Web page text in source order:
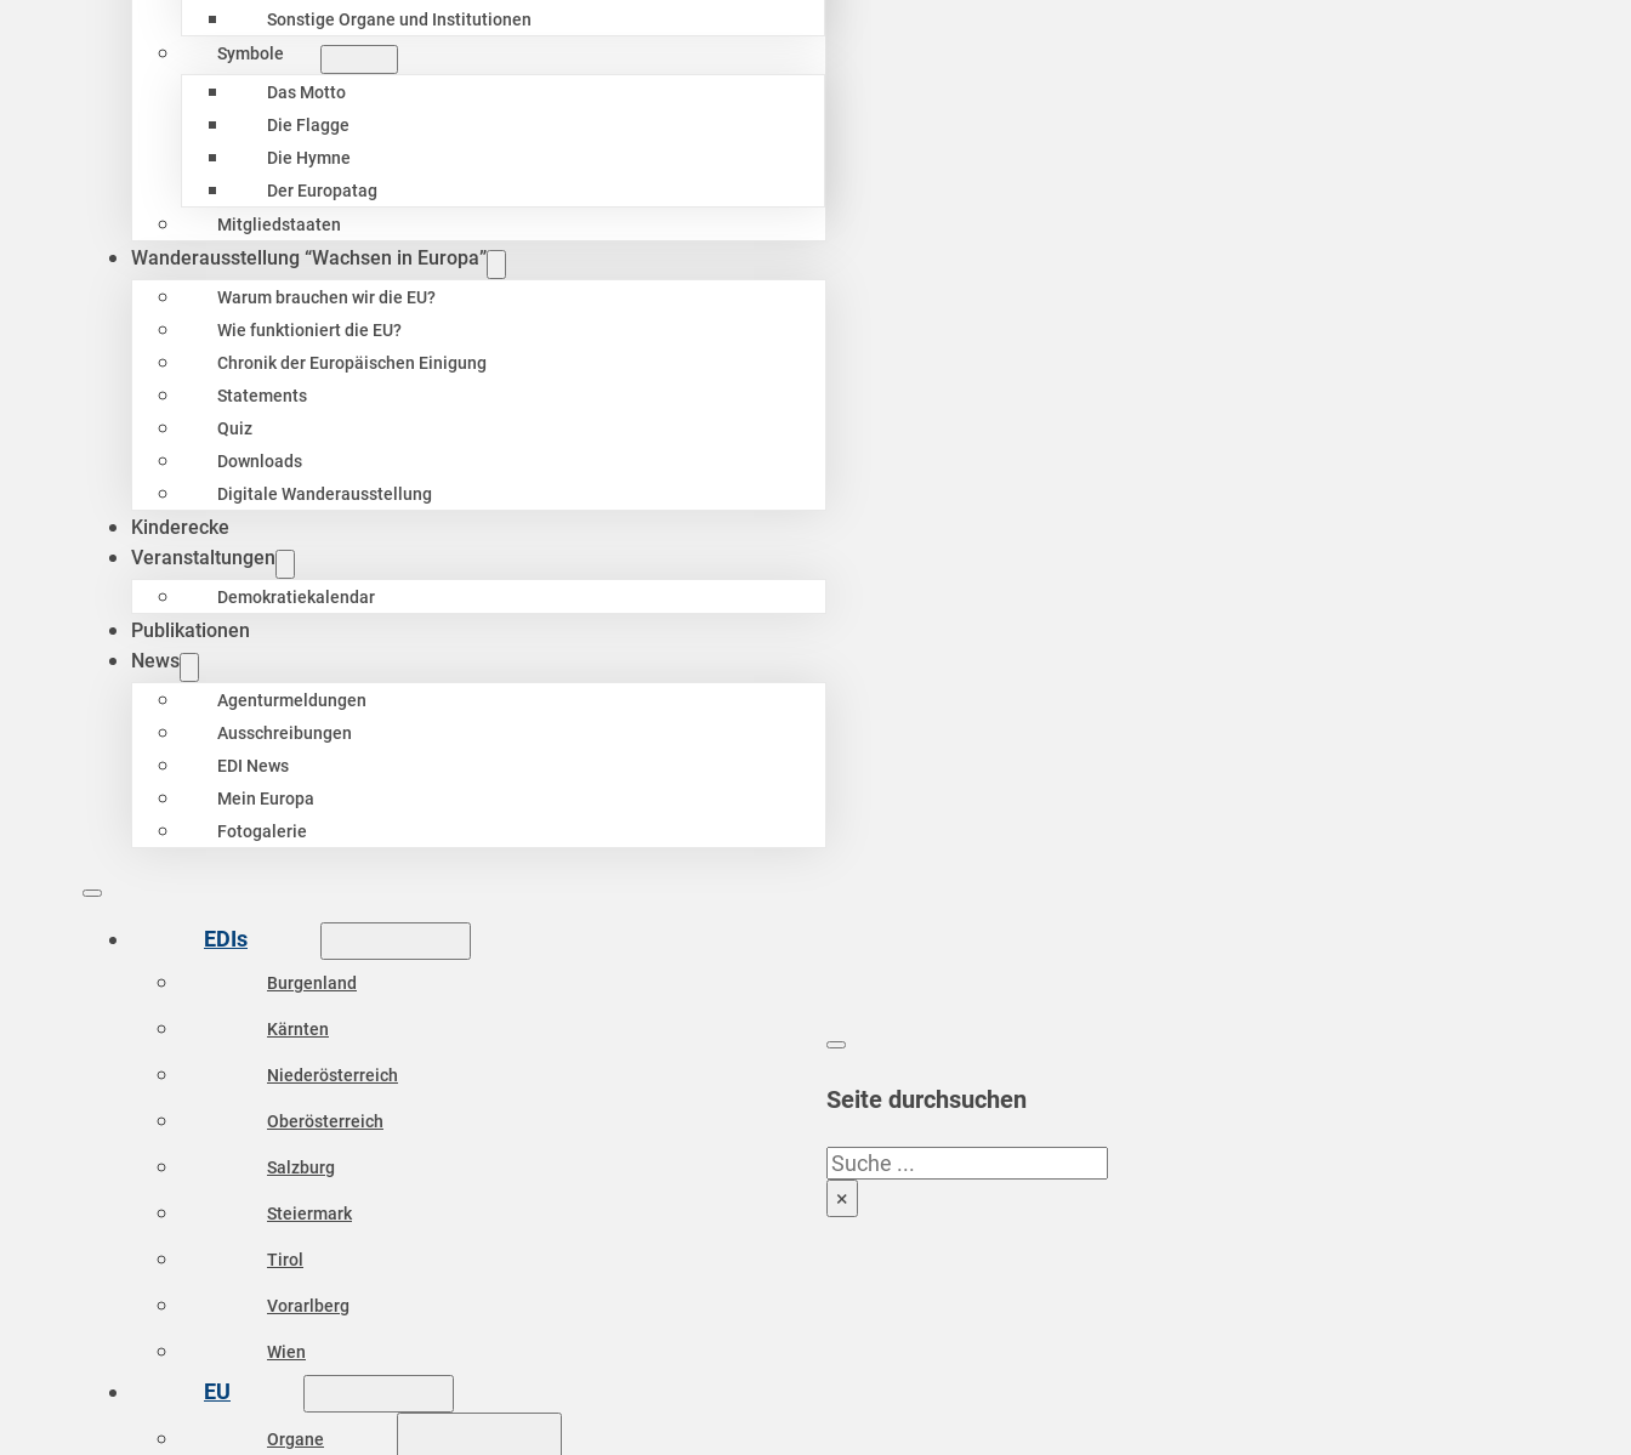
Sonstige Organe und Institutionen
Symbole
Das Motto
Die Flagge
Die Hymne
Der Europatag
Mitgliedstaaten
Wanderausstellung “Wachsen in Europa”
Warum brauchen wir die EU?
Wie funktioniert die EU?
Chronik der Europäischen Einigung
Statements
Quiz
Downloads
Digitale Wanderausstellung
Kinderecke
Veranstaltungen
Demokratiekalendar
Publikationen
News
Agenturmeldungen
Ausschreibungen
EDI News
Mein Europa
Fotogalerie
EDIs
Burgenland
Kärnten
Niederösterreich
Oberösterreich
Salzburg
Steiermark
Tirol
Vorarlberg
Wien
EU
Organe
Seite durchsuchen
Suchen
×